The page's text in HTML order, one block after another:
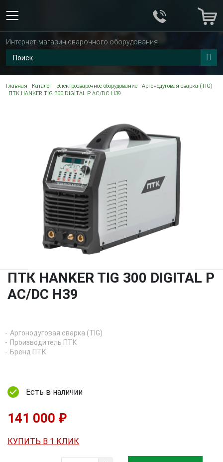
Интернет-магазин сварочного оборудования
Главная Каталог Электросварочное оборудование
Аргонодуговая сварка (TIG)
ПТК HANKER TIG 300 DIGITAL P AC/DC H39
ПТК HANKER TIG 300 DIGITAL P
AC/DC H39
Аргонодуговая сварка (TIG)
Производитель ПТК
Бренд ПТК
Есть в наличии
141 000 ₽
КУПИТЬ В 1 КЛИК